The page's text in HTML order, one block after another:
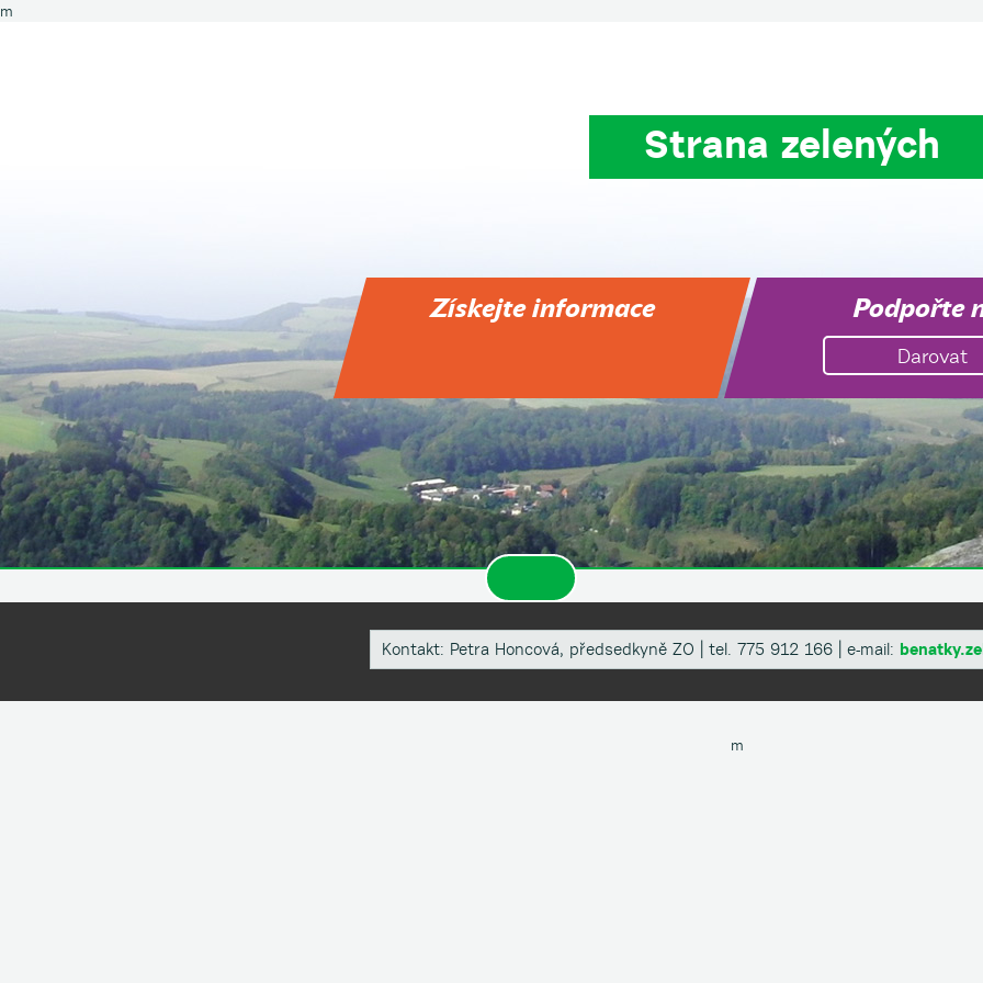
m
Strana zelených
Získejte informace Podpořte
Darovat
Kontakt: Petra Honcová, předsedkyně ZO | tel. 775 912 166 | e-mail:
m